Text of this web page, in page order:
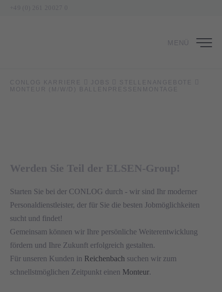
MENÜ
CONLOG KARRIERE JOBS
STELLENANGEBOTE
MONTEUR (M/W/D) BALLENPRESSENMONTAGE
in Reichenbach im Vogtland
Werden Sie Teil der ELSEN-Group!
Starten Sie bei der CONLOG durch - wir sind Ihr moderner
Personaldienstleister, der für Sie die besten Jobmöglichkeiten
sucht und findet!
Gemeinsam können wir Ihre persönliche Weiterentwicklung
fördern und Ihre Zukunft erfolgreich gestalten.
Für unseren Kunden in Reichenbach suchen wir zum
schnellstmöglichen Zeitpunkt einen Monteur.